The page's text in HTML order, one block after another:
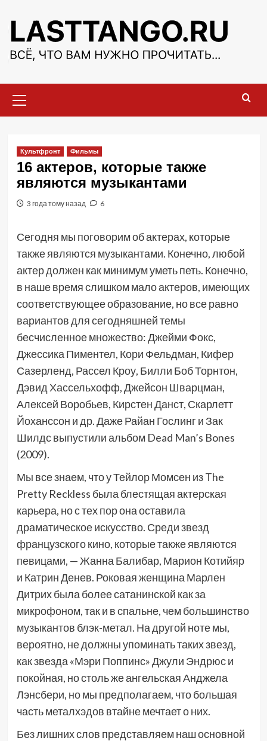
содержимому
меню
Культфронт Фильмы
16 актеров, которые также
являются музыкантами
3 года тому назад 6
Сегодня мы поговорим об актерах, которые
также являются музыкантами. Конечно, любой
актер должен как минимум уметь петь. Конечно,
в наше время слишком мало актеров, имеющих
соответствующее образование, но все равно
вариантов для сегодняшней темы
бесчисленное множество: Джейми Фокс,
Джессика Пиментел, Кори Фельдман, Кифер
Сазерленд, Рассел Кроу, Билли Боб Торнтон,
Дэвид Хассельхофф, Джейсон Шварцман,
Алексей Воробьев, Кирстен Данст, Скарлетт
Йоханссон и др. Даже Райан Гослинг и Зак
Шилдс выпустили альбом Dead Man’s Bones
(2009).
Мы все знаем, что у Тейлор Момсен из The
Pretty Reckless была блестящая актерская
карьера, но с тех пор она оставила
драматическое искусство. Среди звезд
французского кино, которые также являются
певицами, — Жанна Балибар, Марион Котийяр
и Катрин Денев. Роковая женщина Марлен
Дитрих была более сатанинской как за
микрофоном, так и в спальне, чем большинство
музыкантов блэк-метал. На другой ноте мы,
вероятно, не должны упоминать таких звезд,
как звезда «Мэри Поппинс» Джули Эндрюс и
покойная, но столь же ангельская Анджела
Лэнсбери, но мы предполагаем, что большая
часть металхэдов втайне мечтает о них.
Без лишних слов представляем наш основной